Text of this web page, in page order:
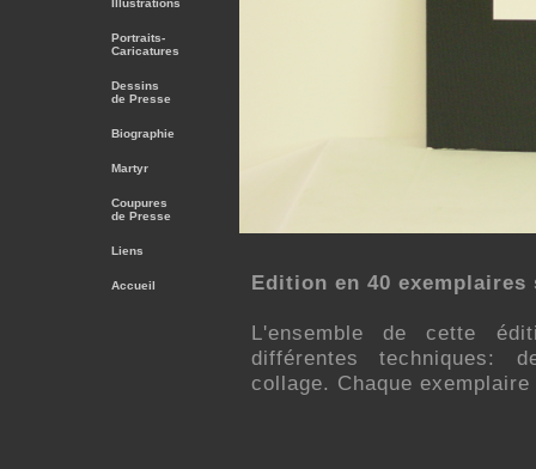
Illustrations
Portraits-
Caricatures
Dessins
de Presse
Biographie
Martyr
Coupures
de Presse
Liens
Accueil Edition en 40
L'ensemble de cette
différentes techniques:
collage. Chaque